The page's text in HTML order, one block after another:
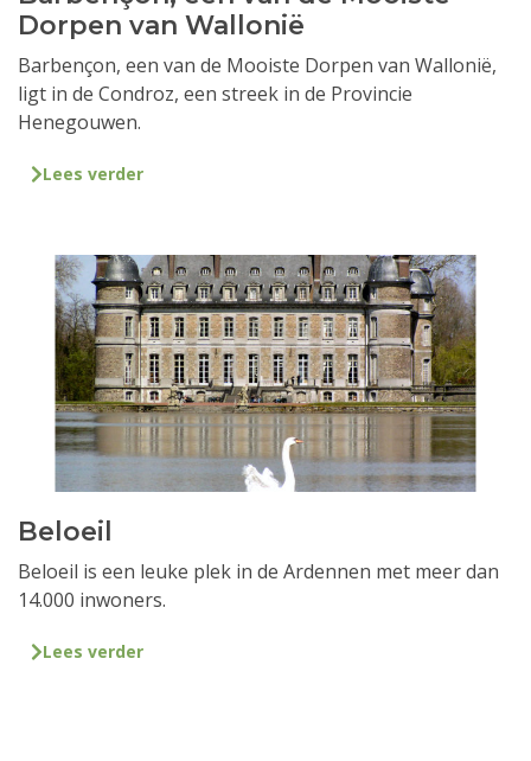
Dorpen van Wallonië
Barbençon, een van de Mooiste Dorpen van Wallonië,
ligt in de Condroz, een streek in de Provincie
Henegouwen.
Lees verder
Beloeil
Beloeil is een leuke plek in de Ardennen met meer dan
14.000 inwoners.
Lees verder